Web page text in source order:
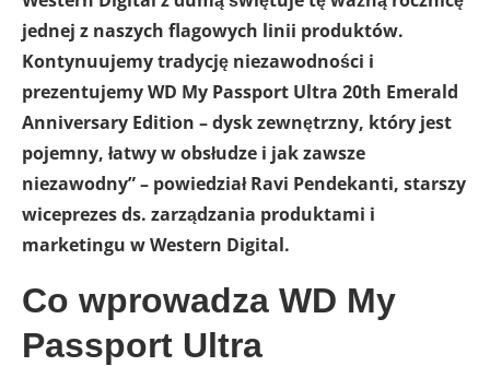
jednej z naszych flagowych linii produktów.
Kontynuujemy tradycję niezawodności i
prezentujemy WD My Passport Ultra 20th Emerald
Anniversary Edition – dysk zewnętrzny, który jest
pojemny, łatwy w obsłudze i jak zawsze
niezawodny” – powiedział Ravi Pendekanti, starszy
wiceprezes ds. zarządzania produktami i
marketingu w Western Digital.
Co wprowadza WD My
Passport Ultra